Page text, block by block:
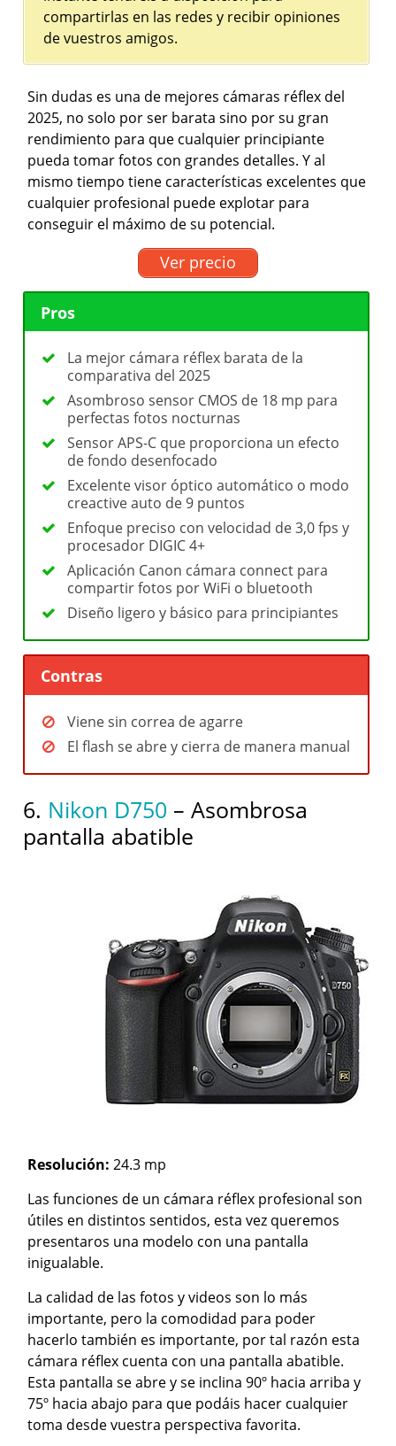
compartirlas en las redes y recibir opiniones
de vuestros amigos.
Sin dudas es una de mejores cámaras réflex del
2025, no solo por ser barata sino por su gran
rendimiento para que cualquier principiante
pueda tomar fotos con grandes detalles. Y al
mismo tiempo tiene características excelentes que
cualquier profesional puede explotar para
conseguir el máximo de su potencial.
Ver precio
Pros
La mejor cámara réflex barata de la
comparativa del 2025
Asombroso sensor CMOS de 18 mp para
perfectas fotos nocturnas
Sensor APS-C que proporciona un efecto
de fondo desenfocado
Excelente visor óptico automático o modo
creactive auto de 9 puntos
Enfoque preciso con velocidad de 3,0 fps y
procesador DIGIC 4+
Aplicación Canon cámara connect para
compartir fotos por WiFi o bluetooth
Diseño ligero y básico para principiantes
Contras
Viene sin correa de agarre
El flash se abre y cierra de manera manual
6. Nikon D750 – Asombrosa
pantalla abatible
Resolución:24.3 mp
Las funciones de un cámara réflex profesional son
útiles en distintos sentidos, esta vez queremos
presentaros una modelo con una pantalla
inigualable.
La calidad de las fotos y videos son lo más
importante, pero la comodidad para poder
hacerlo también es importante, por tal razón esta
cámara réflex cuenta con una pantalla abatible.
Esta pantalla se abre y se inclina 90º hacia arriba y
75º hacia abajo para que podáis hacer cualquier
toma desde vuestra perspectiva favorita.